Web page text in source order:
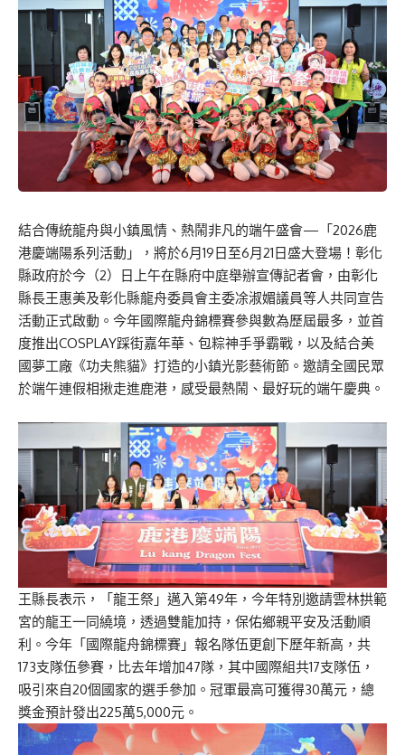
結合傳統龍舟與小鎮風情、熱鬧非凡的端午盛會—「2026鹿
港慶端陽系列活動」，將於6月19日至6月21日盛大登場！彰化
縣政府於今（2）日上午在縣府中庭舉辦宣傳記者會，由彰化
縣長王惠美及彰化縣龍舟委員會主委凃淑媚議員等人共同宣告
活動正式啟動。今年國際龍舟錦標賽參與數為歷屆最多，並首
度推出COSPLAY踩街嘉年華、包粽神手爭霸戰，以及結合美
國夢工廠《功夫熊貓》打造的小鎮光影藝術節。邀請全國民眾
於端午連假相揪走進鹿港，感受最熱鬧、最好玩的端午慶典。
王縣長表示，「龍王祭」邁入第49年，今年特別邀請雲林拱範
宮的龍王一同繞境，透過雙龍加持，保佑鄉親平安及活動順
利。今年「國際龍舟錦標賽」報名隊伍更創下歷年新高，共
173支隊伍參賽，比去年增加47隊，其中國際組共17支隊伍，
吸引來自20個國家的選手參加。冠軍最高可獲得30萬元，總
獎金預計發出225萬5,000元。